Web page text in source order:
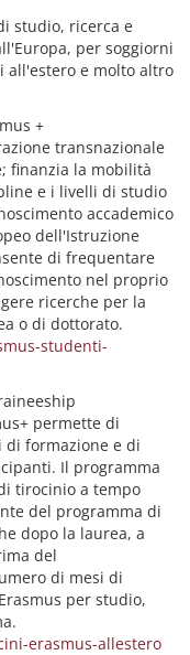
studio, ricerca e
per soggiorni
all'estero e molto altro
+
transnazionale
finanzia la mobilità
e i livelli di studio
accademico
dell'Istruzione
di frequentare
nel proprio
ricerche per la
o di dottorato.
studenti-
permette di
di formazione e di
Il programma
tirocinio a tempo
del programma di
dopo la laurea, a
del
di mesi di
per studio,
erasmus-allestero